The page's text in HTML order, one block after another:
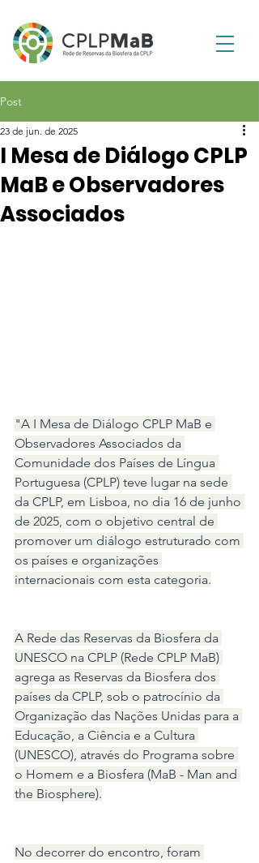
Post
I Mesa de Diálogo CPLP
MaB e Observadores
Associados
23 de jun. de 2025
"A I Mesa de Diálogo CPLP MaB e
Observadores Associados da
Comunidade dos Países de Língua
Portuguesa (CPLP) teve lugar na sede
da CPLP, em Lisboa, no dia 16 de junho
de 2025, com o objetivo central de
promover um diálogo estruturado com
os países e organizações
internacionais com esta categoria.
A Rede das Reservas da Biosfera da
UNESCO na CPLP (Rede CPLP MaB)
agrega as Reservas da Biosfera dos
países da CPLP, sob o patrocínio da
Organização das Nações Unidas para a
Educação, a Ciência e a Cultura
(UNESCO), através do Programa sobre
o Homem e a Biosfera (MaB - Man and
the Biosphere).
No decorrer do encontro, foram